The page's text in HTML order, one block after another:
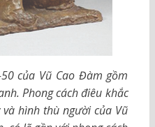
của Vũ Cao Đàm gồm
Phong cách điêu khắc
hình thù người của Vũ